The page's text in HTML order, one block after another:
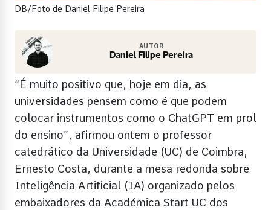
DB/Foto de Daniel Filipe Pereira
AUTOR
Daniel Filipe Pereira
“É muito positivo que, hoje em dia, as
universidades pensem como é que podem
colocar instrumentos como o ChatGPT em prol
do ensino”, afirmou ontem o professor
catedrático da Universidade (UC) de Coimbra,
Ernesto Costa, durante a mesa redonda sobre
Inteligência Artificial (IA) organizado pelos
embaixadores da Académica Start UC dos